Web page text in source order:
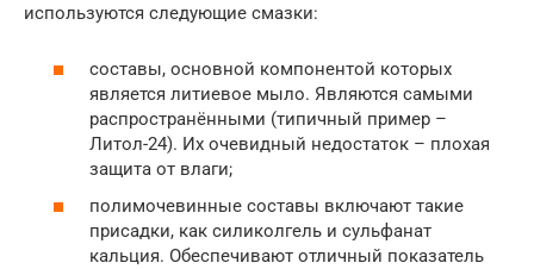
используются следующие смазки:
составы, основной компонентой которых
является литиевое мыло. Являются самыми
распространёнными (типичный пример –
Литол-24). Их очевидный недостаток – плохая
защита от влаги;
полимочевинные составы включают такие
присадки, как силиколгель и сульфанат
кальция. Обеспечивают отличный показатель